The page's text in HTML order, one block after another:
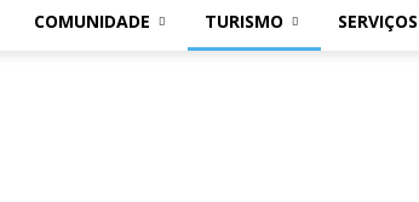
COMUNIDADE TURISMO SERVIÇOS